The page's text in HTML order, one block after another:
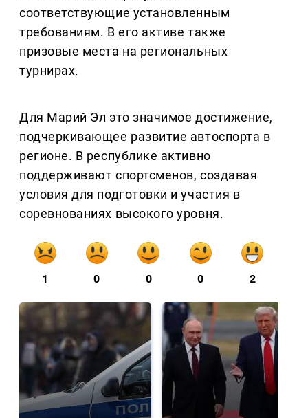
соответствующие установленным
требованиям. В его активе также
призовые места на региональных
турнирах.
Для Марий Эл это значимое достижение,
подчеркивающее развитие автоспорта в
регионе. В республике активно
поддерживают спортсменов, создавая
условия для подготовки и участия в
соревнованиях высокого уровня.
1 0 0 0 2